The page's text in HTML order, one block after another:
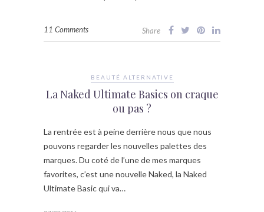
11 Comments Share
BEAUTÉ ALTERNATIVE
La Naked Ultimate Basics on craque
ou pas ?
La rentrée est à peine derrière nous que nous
pouvons regarder les nouvelles palettes des
marques. Du coté de l’une de mes marques
favorites, c’est une nouvelle Naked, la Naked
Ultimate Basic qui va…